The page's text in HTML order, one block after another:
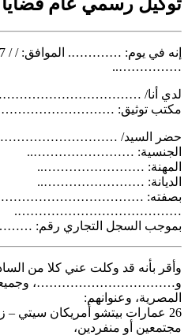
……………..
لدي أنا/
مكتب توثيق:
حضر السيد/
الجنسية: ……………………..
المهنة: ……………………..
الديانة: ……………………..
بصفته:
………………………………….
بموجب السجل التجاري
وأقر بأنه قد وكلت عني كلا
و……………………………، وجميعهم
المصرية، وعنوانهم:
26 عمارات بيتشو أمريكان سيتي –
مجتمعين أو منفردين،